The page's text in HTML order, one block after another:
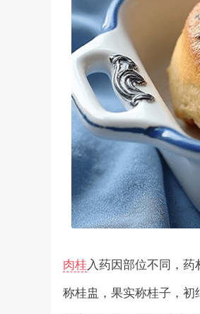
肉桂入药因部位不同，
称桂盅，果实称桂子，初